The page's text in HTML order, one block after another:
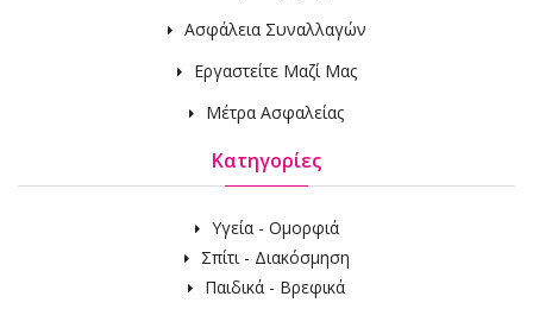
Ασφάλεια Συναλλαγών
Εργαστείτε Μαζί Μας
Μέτρα Ασφαλείας
Κατηγορίες
Υγεία - Ομορφιά
Σπίτι - Διακόσμηση
Παιδικά - Βρεφικά